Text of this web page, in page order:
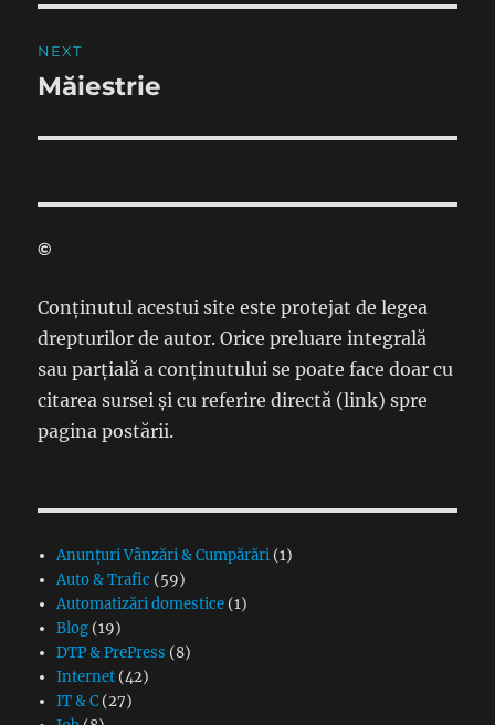
NEXT
Next
Măiestrie
©
Conținutul acestui site este protejat de legea
drepturilor de autor. Orice preluare integrală
sau parțială a conținutului se poate face doar cu
citarea sursei și cu referire directă (link) spre
pagina postării.
Anunțuri Vânzări & Cumpărări(1)
Auto & Trafic (59)
Automatizări domestice(1)
Blog(19)
DTP & PrePress (8)
Internet(42)
IT & C(27)